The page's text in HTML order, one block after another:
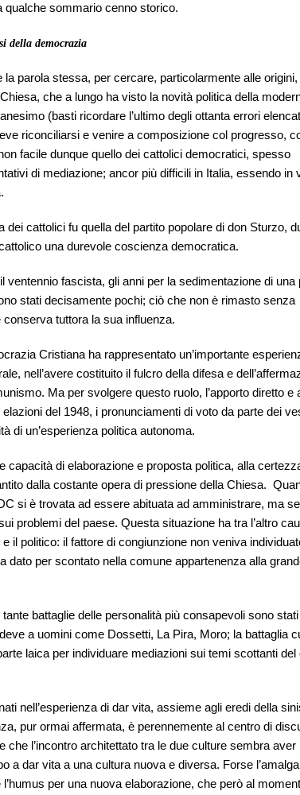
qualche sommario cenno storico.
della democrazia
parola stessa, per cercare, particolarmente alle
che a lungo ha visto la novità politica della
(basti ricordare l’ultimo degli ottanta errori
riconciliarsi e venire a composizione col progresso,
facile dunque quello dei cattolici democratici, spesso
di mediazione; ancor più difficili in Italia, essendo in
cattolici fu quella del partito popolare di don Sturzo,
una durevole coscienza democratica.
ventennio fascista, gli anni per la sedimentazione di una
stati decisamente pochi; ciò che non è rimasto senza
tuttora la sua influenza.
Cristiana ha rappresentato un’importante
nell’avere costituito il fulcro della difesa e
Ma per svolgere questo ruolo, l’apporto diretto e
del 1948, i pronunciamenti di voto da parte dei
di un’esperienza politica autonoma.
capacità di elaborazione e proposta politica, alla
dalla costante opera di pressione della Chiesa.
si è trovata ad essere abituata ad amministrare, ma
problemi del paese. Questa situazione ha tra l’altro
il politico: il fattore di congiunzione non veniva
dato per scontato nella comune appartenenza alla
battaglie delle personalità più consapevoli sono
a uomini come Dossetti, La Pira, Moro; la battaglia
laica per individuare mediazioni sui temi scottanti del
nell’esperienza di dar vita, assieme agli eredi della
pur ormai affermata, è perennemente al centro di
l’incontro architettato tra le due culture sembra aver
a dar vita a una cultura nuova e diversa. Forse
per una nuova elaborazione, che però al